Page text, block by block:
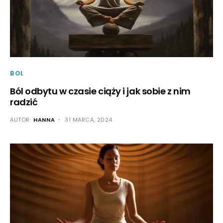
BOL
Ból odbytu w czasie ciąży i jak sobie z nim
radzić
AUTOR: HANNA 31 MARCA, 2024